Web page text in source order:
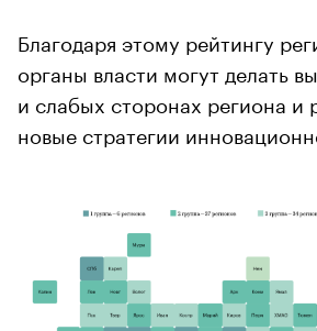
Благодаря этому рейтингу
органы власти могут делать
и слабых сторонах региона и
новые стратегии